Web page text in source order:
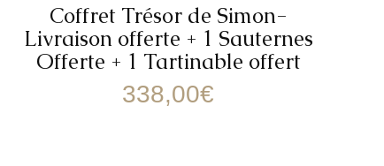
Coffret Trésor de Simon-
Livraison offerte + 1 Sauternes
Offerte + 1 Tartinable offert
338,00€